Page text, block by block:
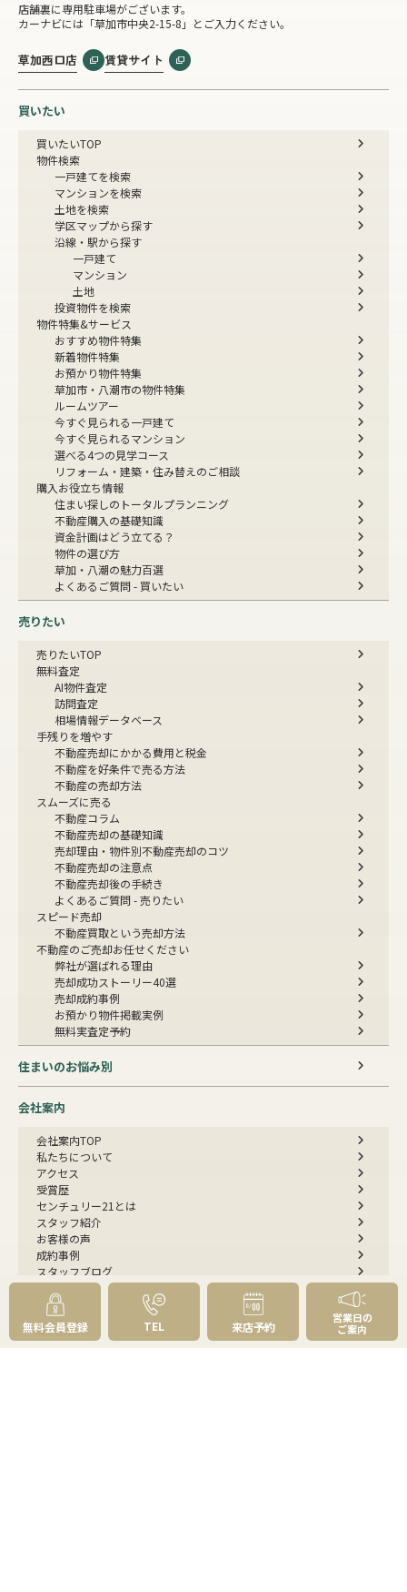
店舗裏に専用駐車場がございます。
カーナビには「草加市中央2-15-8」とご入力ください。
草加西口店 賃貸サイト
買いたい
買いたいTOP
物件検索
一戸建てを検索
マンションを検索
土地を検索
学区マップから探す
沿線・駅から探す
一戸建て
マンション
土地
投資物件を検索
物件特集&サービス
おすすめ物件特集
新着物件特集
お預かり物件特集
草加市・八潮市の物件特集
ルームツアー
今すぐ見られる一戸建て
今すぐ見られるマンション
選べる4つの見学コース
リフォーム・建築・住み替えのご相談
購入お役立ち情報
住まい探しのトータルプランニング
不動産購入の基礎知識
資金計画はどう立てる？
物件の選び方
草加・八潮の魅力百選
よくあるご質問 - 買いたい
売りたい
売りたいTOP
無料査定
AI物件査定
訪問査定
相場情報データベース
手残りを増やす
不動産売却にかかる費用と税金
不動産を好条件で売る方法
不動産の売却方法
スムーズに売る
不動産コラム
不動産売却の基礎知識
売却理由・物件別不動産売却のコツ
不動産売却の注意点
不動産売却後の手続き
よくあるご質問 - 売りたい
スピード売却
不動産買取という売却方法
不動産のご売却お任せください
弊社が選ばれる理由
売却成功ストーリー40選
売却成約事例
お預かり物件掲載実例
無料実査定予約
住まいのお悩み別
会社案内
会社案内TOP
私たちについて
アクセス
受賞歴
センチュリー21とは
スタッフ紹介
お客様の声
成約事例
スタッフブログ
採用情報
来店予約
お問い合わせ
無料会員登録 TEL 来店予約
営業日の
ご案内